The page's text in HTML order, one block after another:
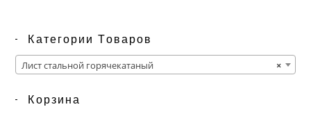
Категории Товаров
×
Лист стальной горячекатаный
Корзина